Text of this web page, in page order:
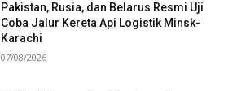
Pakistan, Rusia, dan Belarus Resmi Uji
Coba Jalur Kereta Api Logistik Minsk-
Karachi
07/08/2026